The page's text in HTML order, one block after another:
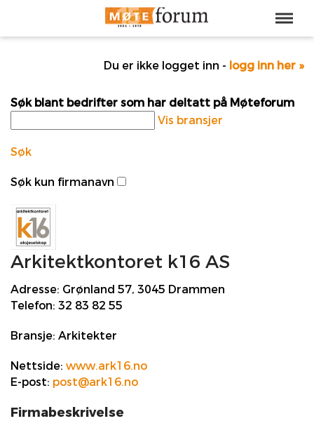
Du er ikke logget inn - logg inn her »
Søk blant bedrifter som har deltatt på Møteforum
Vis bransjer
Søk
Søk kun firmanavn
Arkitektkontoret k16 AS
Adresse: Grønland 57, 3045 Drammen
Telefon: 32 83 82 55
Bransje: Arkitekter
Nettside: www.ark16.no
E-post: post@ark16.no
Firmabeskrivelse